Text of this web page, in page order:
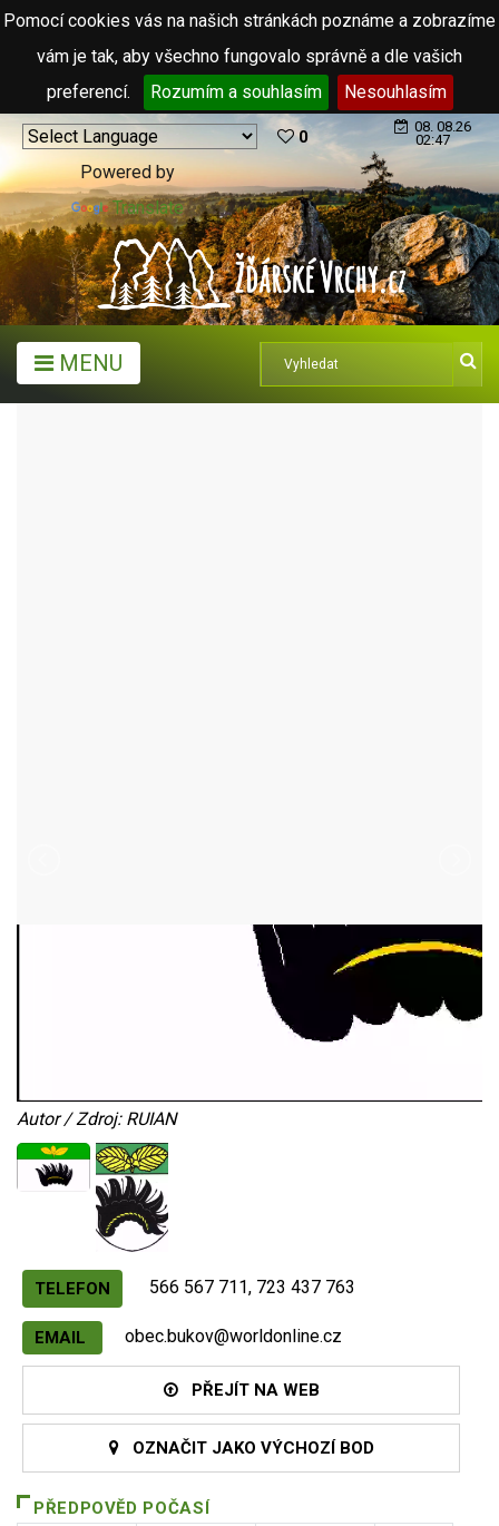
Pomocí cookies vás na našich stránkách poznáme a zobrazíme
vám je tak, aby všechno fungovalo správně a dle vašich
preferencí.
Rozumím a souhlasím Nesouhlasím
Powered by
Translate
0
08. 08.26
02:47
MENU
Autor / Zdroj: RUIAN
TELEFON 566 567 711, 723 437 763
EMAIL obec.bukov@worldonline.cz
PŘEJÍT NA WEB
OZNAČIT JAKO VÝCHOZÍ BOD
PŘEDPOVĚD POČASÍ